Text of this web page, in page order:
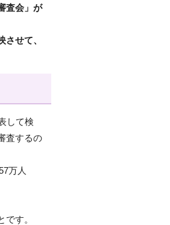
査会」が
せて、
して検
査するの
万人
す。